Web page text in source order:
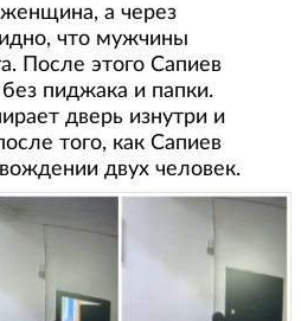
а через
что мужчины
После этого Сапиев
пиджака и папки.
дверь изнутри и
того, как Сапиев
двух человек.